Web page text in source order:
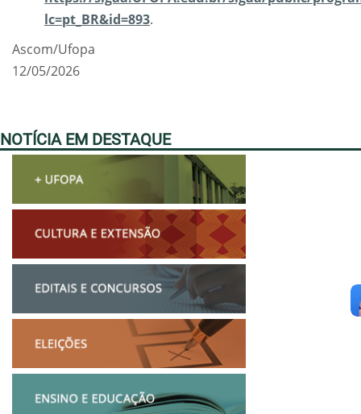
lc=pt_BR&id=893.
Ascom/Ufopa
12/05/2026
NOTÍCIA EM DESTAQUE